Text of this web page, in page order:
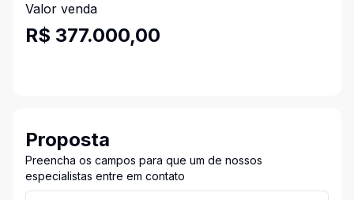
Valor venda
R$ 377.000,00
Proposta
Preencha os campos para que um de nossos
especialistas entre em contato